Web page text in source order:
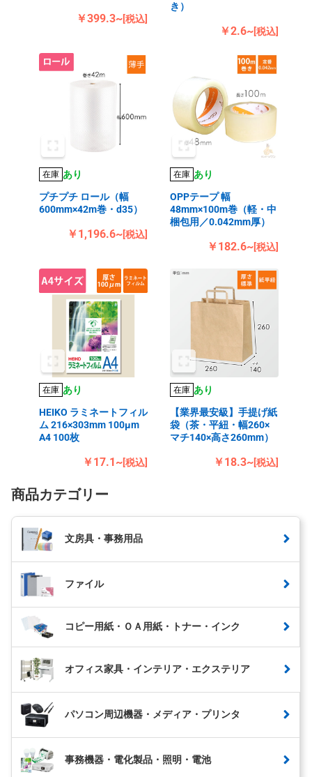
￥399.3~[税込]
き）
￥2.6~[税込]
在庫 あり
プチプチ ロール（幅
600mm×42m巻・d35）
￥1,196.6~[税込]
在庫 あり
OPPテープ 幅
48mm×100m巻（軽・中
梱包用／0.042mm厚）
￥182.6~[税込]
在庫 あり
HEIKO ラミネートフィル
ム 216×303mm 100μm
A4 100枚
￥17.1~[税込]
在庫 あり
【業界最安級】手提げ紙
袋（茶・平紐・幅260×
マチ140×高さ260mm）
￥18.3~[税込]
商品カテゴリー
文房具・事務用品
ファイル
コピー用紙・ＯＡ用紙・トナー・インク
オフィス家具・インテリア・エクステリア
パソコン周辺機器・メディア・プリンタ
事務機器・電化製品・照明・電池